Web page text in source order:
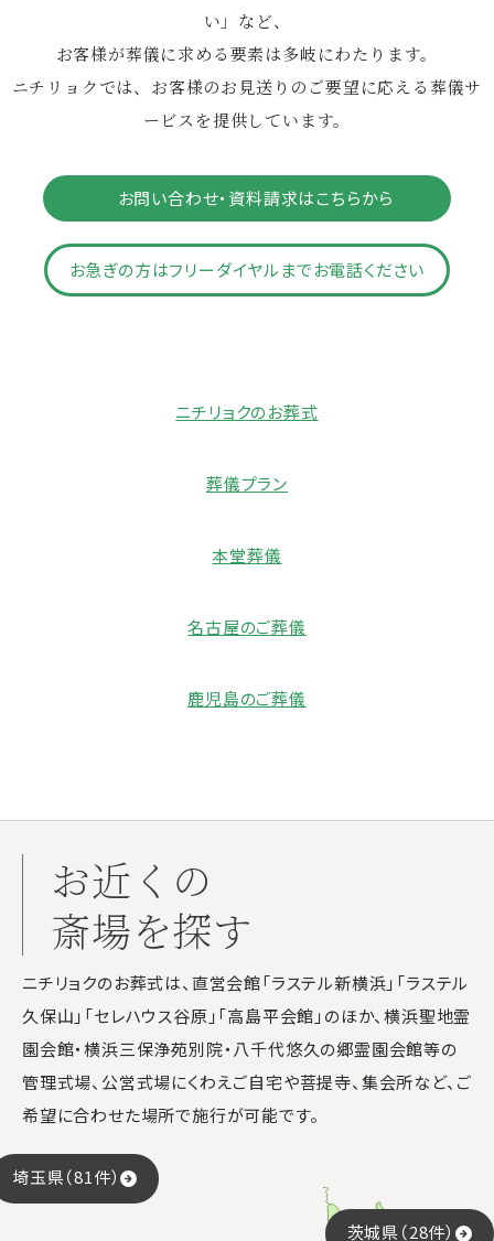
い」など、
お客様が葬儀に求める要素は多岐にわたります。
ニチリョクでは、お客様のお見送りのご要望に応える葬儀サ
ービスを提供しています。
お問い合わせ・資料請求はこちらから
お急ぎの方はフリーダイヤルまでお電話ください
ニチリョクのお葬式
葬儀プラン
本堂葬儀
名古屋のご葬儀
鹿児島のご葬儀
お近くの
斎場を探す
ニチリョクのお葬式は、直営会館「ラステル新横浜」「ラステル
久保山」「セレハウス谷原」「高島平会館」のほか、横浜聖地霊
園会館・横浜三保浄苑別院・八千代悠久の郷霊園会館等の
管理式場、公営式場にくわえご自宅や菩提寺、集会所など、ご
希望に合わせた場所で施行が可能です。
埼玉県（81件）
茨城県（28件）